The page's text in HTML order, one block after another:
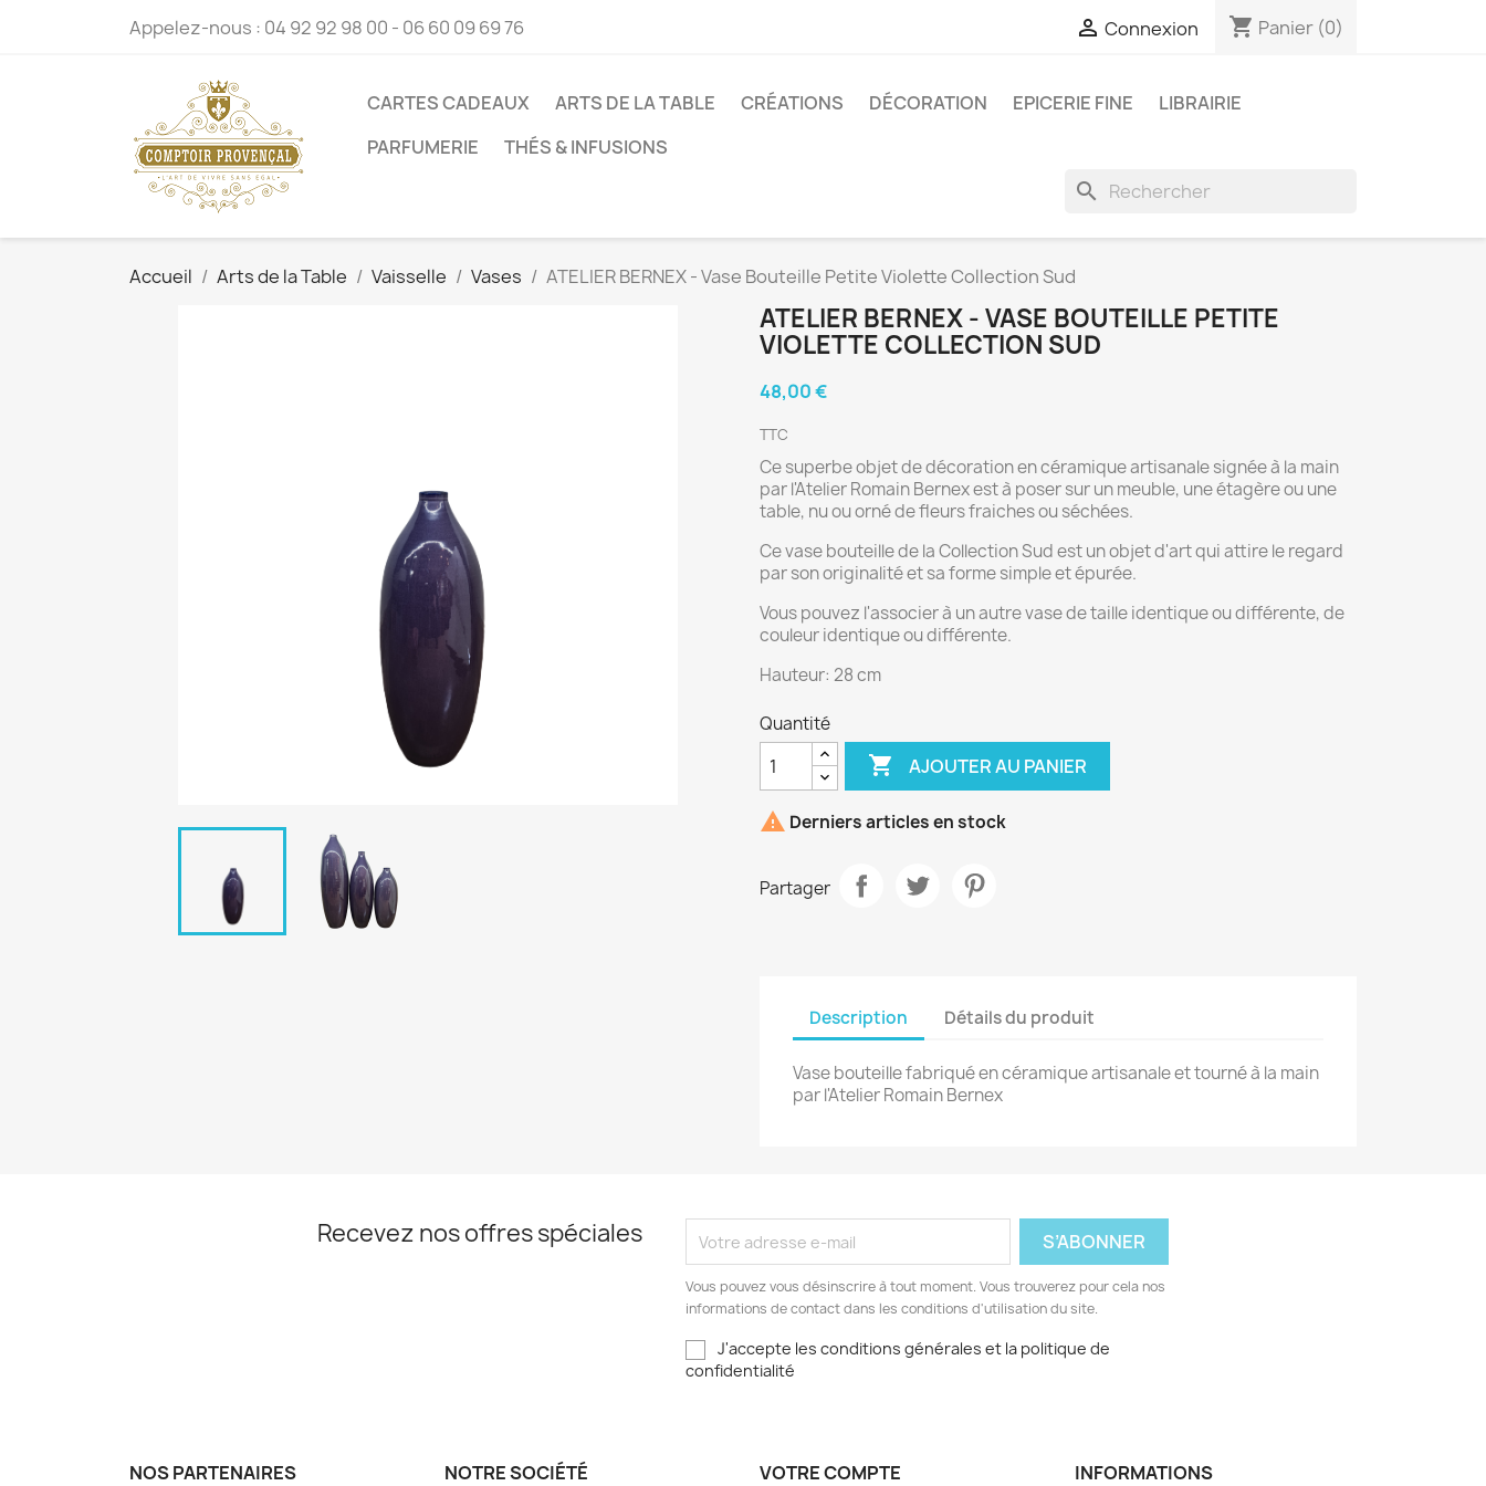
Appelez-nous : 04 92 92 98 00 - 06 60 09 69 76  Connexion shopping_cart Panier (0)
CARTES CADEAUX ARTS DE LA TABLE CRÉATIONS DÉCORATION EPICERIE FINE
LIBRAIRIE
PARFUMERIE
THÉS & INFUSIONS
search
Accueil Arts de la Table Vaisselle Vases ATELIER BERNEX - Vase Bouteille Petite Violette Collection Sud
ATELIER BERNEX - VASE BOUTEILLE PETITE
VIOLETTE COLLECTION SUD
48,00 €
TTC
Ce superbe objet de décoration en céramique artisanale signée à la main
par l'Atelier Romain Bernex est à poser sur un meuble, une étagère ou une
table, nu ou orné de fleurs fraiches ou séchées.
Ce vase bouteille de la Collection Sud est un objet d'art qui attire le regard
par son originalité et sa forme simple et épurée.
Vous pouvez l'associer à un autre vase de taille identique ou différente, de
couleur identique ou différente.
Hauteur: 28 cm
Quantité
 AJOUTER AU PANIER
 Derniers articles en stock
Partager
Description Détails du produit
Vase bouteille fabriqué en céramique artisanale et tourné à la main
par l'Atelier Romain Bernex
Recevez nos offres spéciales
Vous pouvez vous désinscrire à tout moment. Vous trouverez pour cela nos
informations de contact dans les conditions d'utilisation du site.
J'accepte les conditions générales et la politique de
confidentialité
NOS PARTENAIRES NOTRE SOCIÉTÉ VOTRE COMPTE INFORMATIONS